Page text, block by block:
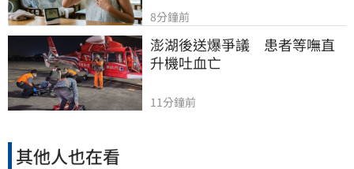
8分鐘前
澎湖後送爆爭議　患者等嘸直
升機吐血亡
11分鐘前
其他人也在看